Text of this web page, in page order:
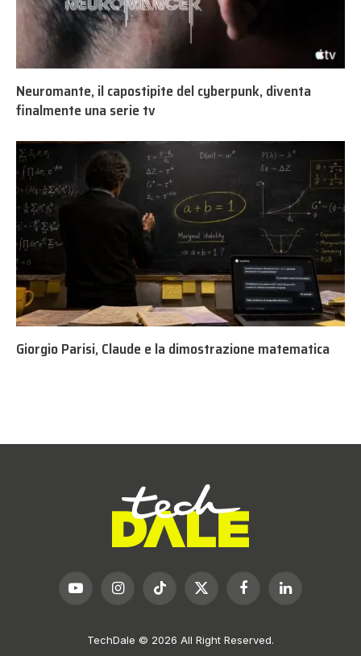
Neuromante, il capostipite del cyberpunk, diventa
finalmente una serie tv
Giorgio Parisi, Claude e la dimostrazione matematica
YouTubeInstagramTikTok
X
FacebookLinkedIn
TechDale © 2026 All Right Reserved.